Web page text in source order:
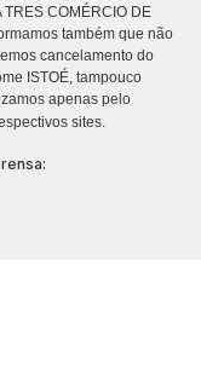
COMÉRCIO DE
também que não
cancelamento do
ISTOÉ, tampouco
apenas pelo
sites.